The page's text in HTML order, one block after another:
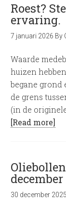
Roest?
ervaring.
7 januari 2026 By
Waarde
huizen
begane grond
de grens
(in de
[Read more]
30 december 2025